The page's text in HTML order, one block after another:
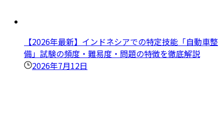
【2026年最新】インドネシアでの特定技能「自動車整
備」試験の頻度・難易度・問題の特徴を徹底解説
2026年7月12日